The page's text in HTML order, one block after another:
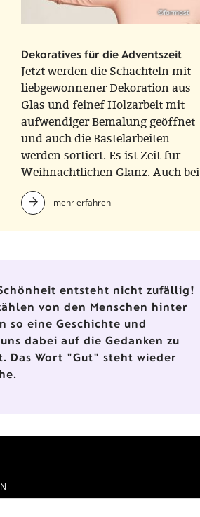
©formost
Dekoratives für die Adventszeit
Jetzt werden die Schachteln mit
liebgewonnener Dekoration aus
Glas und feinef Holzarbeit mit
aufwendiger Bemalung geöffnet
und auch die Bastelarbeiten
werden sortiert. Es ist Zeit für
Weihnachtlichen Glanz. Auch bei
FORMOST! Kommen Sie uns
besuchen.mehr erfahren
entsteht nicht zufällig!
von den Menschen hinter
so eine Geschichte und
dabei auf die Gedanken zu
Das Wort "Gut" steht wieder